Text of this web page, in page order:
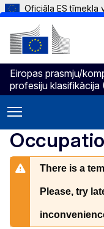
Skip to main content
Oficiāla ES tīmekļa
Eiropas prasmju/
profesiju klasifikācija
There is a
Please, try